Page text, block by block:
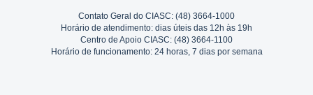
Contato Geral do CIASC: (48) 3664-1000
Horário de atendimento: dias úteis das 12h às 19h
Centro de Apoio CIASC: (48) 3664-1100
Horário de funcionamento: 24 horas, 7 dias por semana